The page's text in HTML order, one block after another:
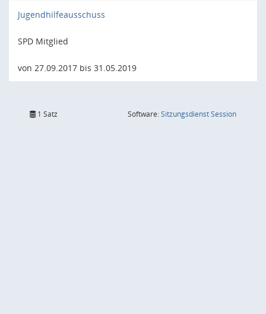
Jugendhilfeausschuss
SPD Mitglied
von 27.09.2017 bis 31.05.2019
1 Satz Software:SitzungsdienstSession(Wird in